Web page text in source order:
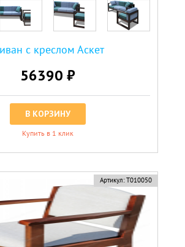
с креслом Аскет
56390 ₽
В КОРЗИНУ
Купить в 1 клик
Артикул: Т010050